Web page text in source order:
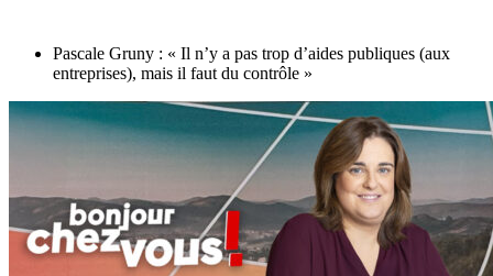
Pascale Gruny : « Il n’y a pas trop d’aides publiques (aux
entreprises), mais il faut du contrôle »